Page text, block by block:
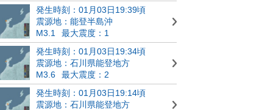
発生時刻：01月03日19:39頃
震源地：能登半島沖
M3.1
最大震度：1
発生時刻：01月03日19:34頃
震源地：石川県能登地方
M3.6
最大震度：2
発生時刻：01月03日19:14頃
震源地：石川県能登地方